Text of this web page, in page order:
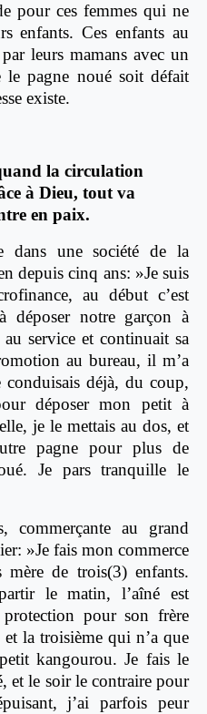
pour ces femmes qui ne
enfants. Ces enfants au
leurs mamans avec un
le pagne noué soit défait
existe.
la circulation
à Dieu, tout va
en paix.
dans une société de la
depuis cinq ans: »Je suis
au début c’est
déposer notre garçon à
au service et continuait sa
au bureau, il m’a
déjà, du coup,
déposer mon petit à
je le mettais au dos, et
pagne pour plus de
Je pars tranquille le
commerçante au grand
»Je fais mon commerce
de trois(3) enfants.
le matin, l’aîné est
pour son frère
la troisième qui n’a que
kangourou. Je fais le
et le soir le contraire pour
j’ai parfois peur